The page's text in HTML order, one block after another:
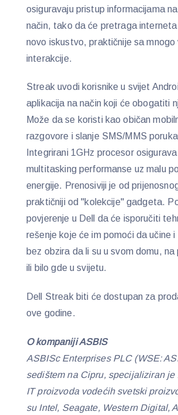
osiguravaju pristup informacijama
način, tako da će pretraga
novo iskustvo, praktičnije sa mnogo
interakcije.
Streak uvodi korisnike u svijet
aplikacija na način koji će obogatiti
Može da se koristi kao običan
razgovore i slanje SMS/MMS
Integrirani 1GHz procesor
multitasking performanse uz malu
energije. Prenosiviji je od
praktičniji od "kolekcije" gadgeta.
povjerenje u Dell da će isporučiti
rešenje koje će im pomoći da učine
bez obzira da li su u svom domu, na
ili bilo gde u svijetu.
Dell Streak biti će dostupan za
ove godine.
O kompaniji ASBIS
ASBISc Enterprises PLC (WSE:
sedištem na Cipru, specijaliziran je
IT proizvoda vodećih svetski
su Intel, Seagate, Western Digital,